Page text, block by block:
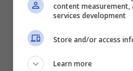
questi anni”. Carola se
originaria diGenova.
un figlio di 17 anni.
content measurement,
services development
Store and/or access
Learn more